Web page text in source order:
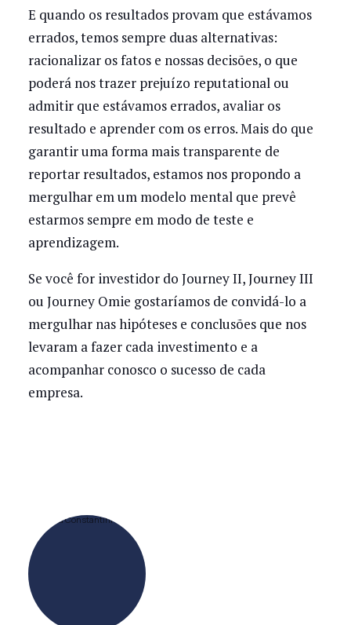
E quando os resultados provam que estávamos
errados, temos sempre duas alternativas:
racionalizar os fatos e nossas decisões, o que
poderá nos trazer prejuízo reputational ou
admitir que estávamos errados, avaliar os
resultado e aprender com os erros. Mais do que
garantir uma forma mais transparente de
reportar resultados, estamos nos propondo a
mergulhar em um modelo mental que prevê
estarmos sempre em modo de teste e
aprendizagem.
Se você for investidor do Journey II, Journey III
ou Journey Omie gostaríamos de convidá-lo a
mergulhar nas hipóteses e conclusões que nos
levaram a fazer cada investimento e a
acompanhar conosco o sucesso de cada
empresa.